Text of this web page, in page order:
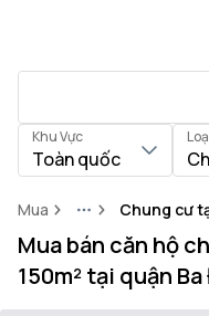
Khu Vực
Toàn quốc
Mua MoreChung cư
Mua bán căn hộ
150m² tại quận